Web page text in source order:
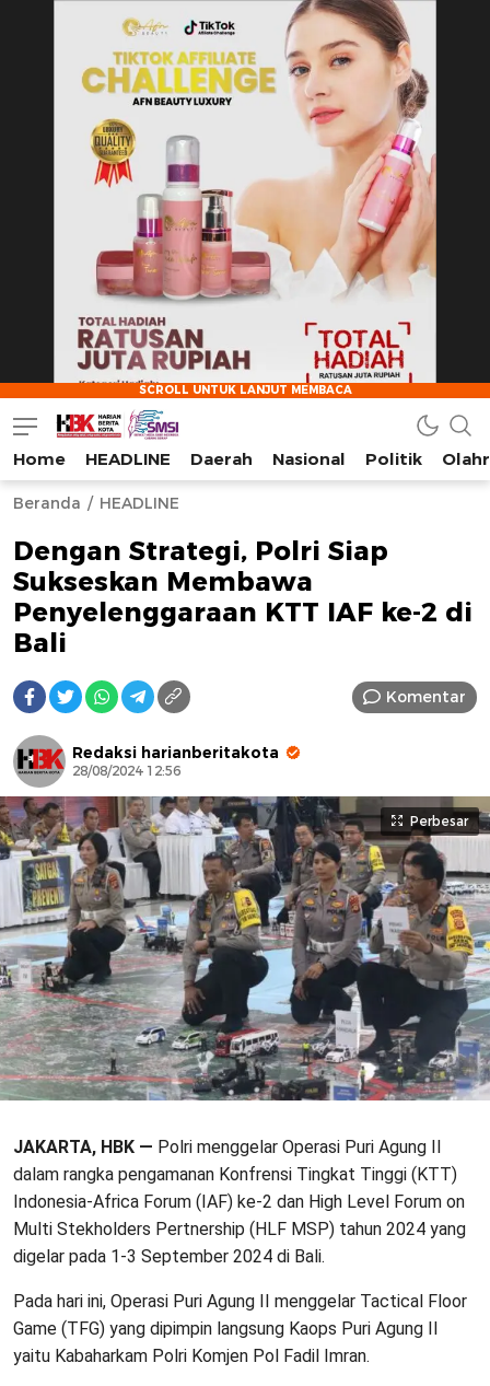
AFN BEAUTY LUXURY
HarianBeritaKota
Mengabarkan Setiap Detil, Sudut, dan Cerita Kota
Home HEADLINE Daerah Nasional Politik
Beranda HEADLINE
Dengan Strategi, Polri Siap
Sukseskan Membawa
Penyelenggaraan KTT IAF ke-2 di
Bali
Komentar
Redaksi harianberitakota
28/08/2024 12:56
Perbesar
JAKARTA, HBK — Polri menggelar Operasi Puri Agung II
dalam rangka pengamanan Konfrensi Tingkat Tinggi (KTT)
Indonesia-Africa Forum (IAF) ke-2 dan High Level Forum on
Multi Stekholders Pertnership (HLF MSP) tahun 2024 yang
digelar pada 1-3 September 2024 di Bali.
Pada hari ini, Operasi Puri Agung II menggelar Tactical Floor
Game (TFG) yang dipimpin langsung Kaops Puri Agung II
yaitu Kabaharkam Polri Komjen Pol Fadil Imran.